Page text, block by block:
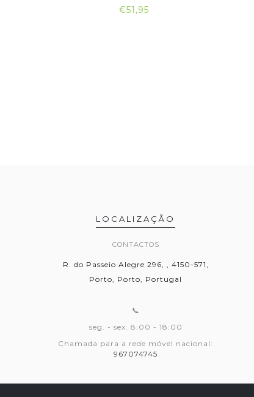
€51,95
LOCALIZAÇÃO
CONTACTOS
R. do Passeio Alegre 296, , 4150-571,
Porto, Porto, Portugal
📞
seg. - sex. 8:00 - 18:00
Chamada para a rede móvel nacional:
967074745